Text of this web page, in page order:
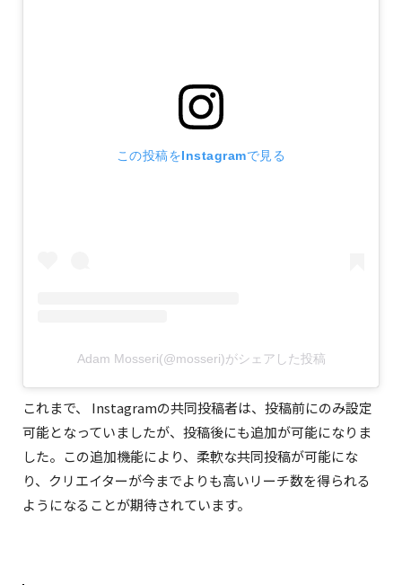
この投稿をInstagramで見る
Adam Mosseri(@mosseri)がシェアした投稿
これまで、 Instagramの共同投稿者は、投稿前にのみ設定
可能となっていましたが、投稿後にも追加が可能になりま
した。この追加機能により、柔軟な共同投稿が可能にな
り、クリエイターが今までよりも高いリーチ数を得られる
ようになることが期待されています。